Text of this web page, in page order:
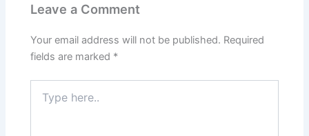
Leave a Comment
Your email address will not be published. Required
fields are marked *
here..